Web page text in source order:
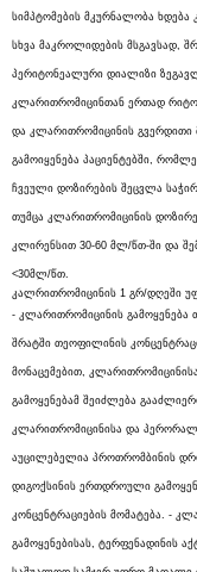
სიმპტომების მკურნალობა ხდება
სხვა მაკროლიდების მსგავსად,
პერიტონეალური დიალიზი
კლარითრომიცინთან ერთად
და კლარითრომიცინის გვერდითი
გამოიყენება პაციენტებში,
ჩვეული დოზირების შეცვლა
თუმცა კლარითრომიცინის
კლირენსით 30-60 მლ/წთ-ში და
<30მლ/წთ.
კალრითრომიცინის 1 გრ/დღეში
- კლარითრომიცინის
შრატში თეოფილინის
მონაცემებით,
გამოყენებამ შეიძლება
კლარითრომიცინისა და
აუცილებელია პროთრომბინის
დიგოქსინის ერთდროული
კონცენტრაციების მომატება. -
გამოყენებისას, ტერფენადინის